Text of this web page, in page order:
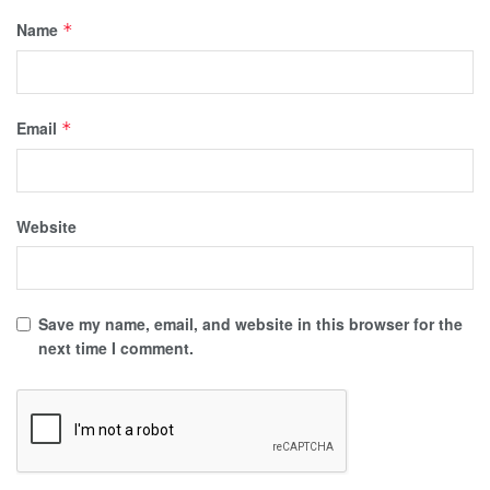
Name *
Email *
Website
Save my name, email, and website in this browser for the
next time I comment.